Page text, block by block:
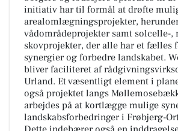
initiativ har til formål at drøfte
arealomlægningsprojekter,
vådområdeprojekter samt solcelle-,
skovprojekter, der alle har et fælles
synergier og forbedre landskabet.
bliver faciliteret af
Urland. Et væsentligt element i
også projektet langs
arbejdes på at kortlægge mulige
landskabsforbedringer i Frøbjerg-